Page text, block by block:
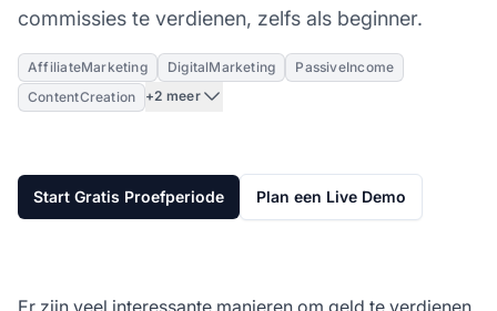
commissies te verdienen, zelfs als beginner.
AffiliateMarketing DigitalMarketing
PassiveIncome
ContentCreation
+2 meer
Start Gratis Proefperiode Plan een Live Demo
Er zijn veel interessante manieren om geld te verdienen